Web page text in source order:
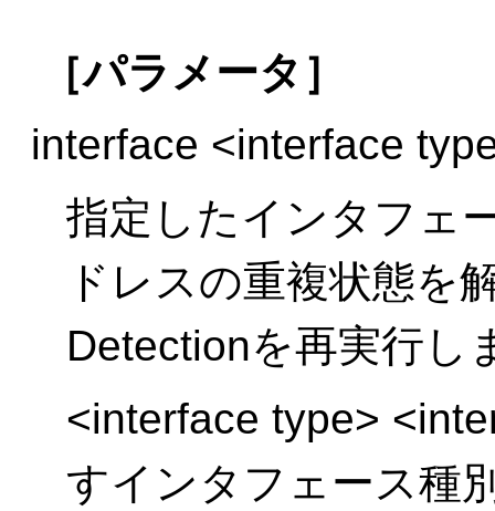
［パラメータ］
interface <interface
指定したインタフェ
ドレスの重複状態を
Detectionを再実行し
<interface type>
すインタフェース種